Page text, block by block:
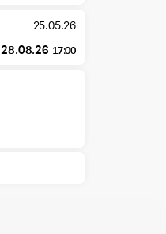
25.05.26
28.08.26 17:00